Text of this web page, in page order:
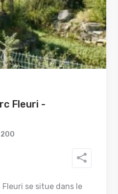
Fleuri -
Fleuri se situe dans le